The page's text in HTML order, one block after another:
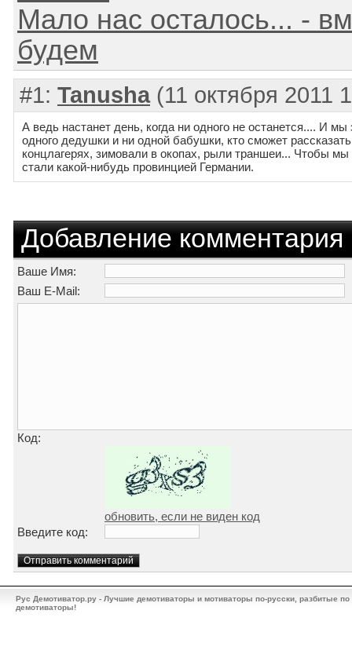
Мало нас осталось... -
будем
#1: Tanusha(11 октября 2011
А ведь настанет день, когда ни одного не останется.... И
одного дедушки и ни одной бабушки, кто сможет
концлагерях, зимовали в окопах, рыли траншеи... Чтобы
стали какой-нибудь провинцией Германии.
Добавление комментария
Ваше Имя:
Ваш E-Mail:
Код:
обновить, если не виден код
Введите код:
Рус Демотиватор.ру - Лучшие демотиваторы и мотиваторы по-русски, разбитые
демотиваторы!